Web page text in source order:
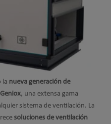
la nueva generación de
, una extensa gama
sistema de ventilación. La
soluciones de ventilación